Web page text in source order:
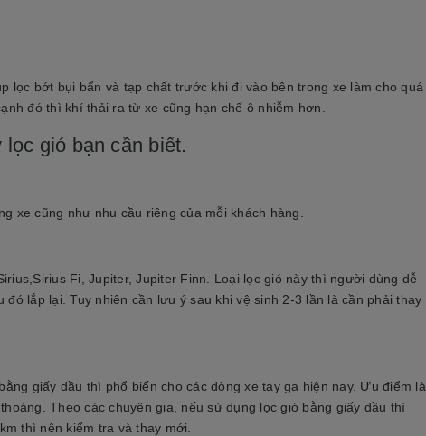
lọc bớt bụi bẩn và tạp chất trước khi đi vào bên trong xe làm cho quá
đó thì khí thải ra từ xe cũng hạn chế ô nhiễm hơn.
gió bạn cần biết.
xe cũng như nhu cầu riêng của mỗi khách hàng.
Fi, Jupiter, Jupiter Finn. Loại lọc gió này thì người dùng dễ
lắp lại. Tuy nhiên cần lưu ý sau khi vệ sinh 2-3 lần là cần phải thay
giấy dầu thì phổ biến cho các dòng xe tay ga hiện nay. Ưu điểm là
Theo các chuyên gia, nếu sử dụng lọc gió bằng giấy dầu thì
thì nên kiểm tra và thay mới.